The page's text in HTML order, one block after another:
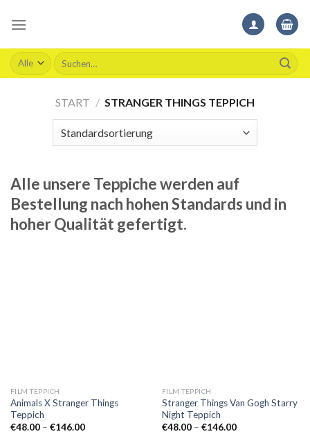
Suchen
nach:
START / STRANGER THINGS TEPPICH
Alle unsere Teppiche werden auf
Bestellung nach hohen Standards und in
hoher Qualität gefertigt.
FILM TEPPICH
Animals X Stranger Things
Teppich
€48.00 – €146.00Preisspanne:
FILM TEPPICH
Stranger Things Van Gogh Starry
Night Teppich
€48.00 – €146.00Preisspanne: